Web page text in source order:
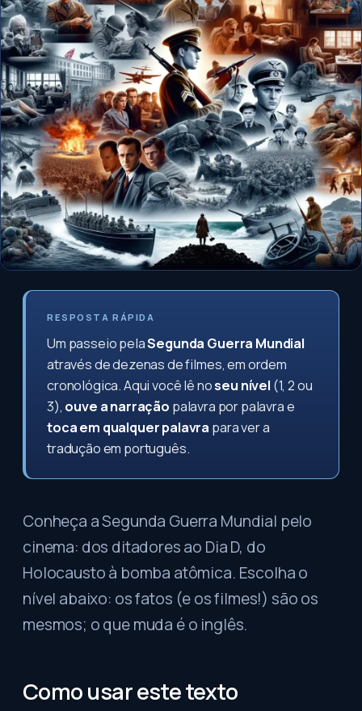
RESPOSTA RÁPIDA
Um passeio pelaSegunda Guerra Mundial
através de dezenas de filmes, em ordem
cronológica. Aqui você lê noseu nível (1, 2 ou
3), ouve a narração palavra por palavra e
toca em qualquer palavra para ver a
tradução em português.
Conheça a Segunda Guerra Mundial pelo
cinema: dos ditadores ao Dia D, do
Holocausto à bomba atômica. Escolha o
nível abaixo: os fatos (e os filmes!) são os
mesmos; o que muda é o inglês.
Como usar este texto